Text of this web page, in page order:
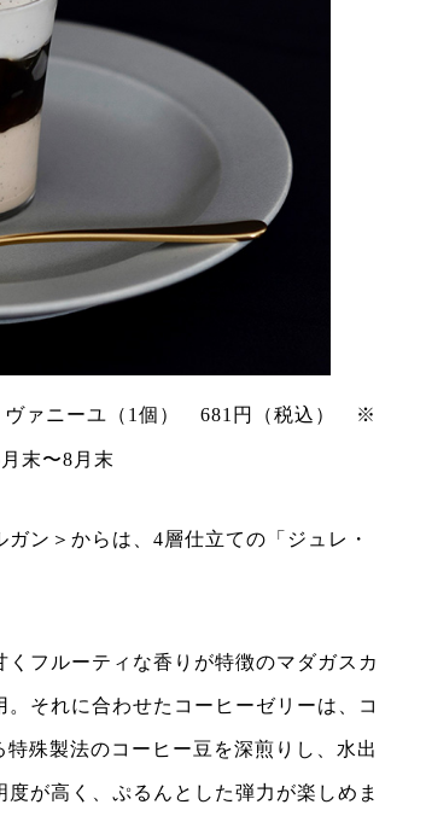
ヴァニーユ（1個） 681円（税込） ※
末〜8月末
ン＞からは、4層仕立ての「ジュレ・
フルーティな香りが特徴のマダガスカ
それに合わせたコーヒーゼリーは、コ
殊製法のコーヒー豆を深煎りし、水出
が高く、ぷるんとした弾力が楽しめま